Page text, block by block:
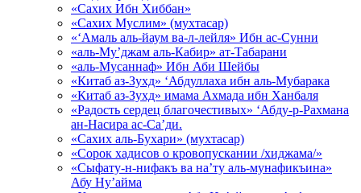
«Сахих Ибн Хиббан»
«Сахих Муслим» (мухтасар)
«‘Амаль аль-йаум ва-л-лейля» Ибн ас-Сунни
«аль-Му’джам аль-Кабир» ат-Табарани
«аль-Мусаннаф» Ибн Аби Шейбы
«Китаб аз-Зухд» ‘Абдуллаха ибн аль-Мубарака
«Китаб аз-Зухд» имама Ахмада ибн Ханбаля
«Радость сердец благочестивых» ‘Абду-р-Рахмана
ан-Насира ас-Са’ди.
«Сахих аль-Бухари» (мухтасар)
«Сорок хадисов о кровопускании /хиджама/»
«Сыфату-н-нифакъ ва на’ту аль-мунафикъина»
Абу Ну’айма